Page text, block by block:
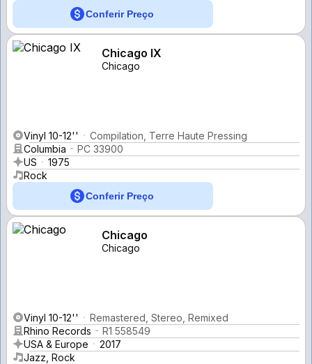
Conferir Preço
Chicago IX
Chicago
Vinyl 10-12''
Compilation, Terre Haute Pressing
Columbia
PC 33900
US
1975
Rock
Conferir Preço
Chicago
Chicago
Vinyl 10-12''
Remastered, Stereo, Remixed
Rhino Records
R1 558549
USA & Europe
2017
Jazz, Rock